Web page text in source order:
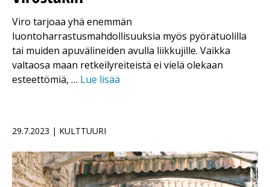
Viro tarjoaa yhä enemmän
luontoharrastusmahdollisuuksia myös pyörätuolilla
tai muiden apuvälineiden avulla liikkujille. Vaikka
valtaosa maan retkeilyreiteistä ei vielä olekaan
esteettömiä, … Lue lisää
29.7.2023 | KULTTUURI